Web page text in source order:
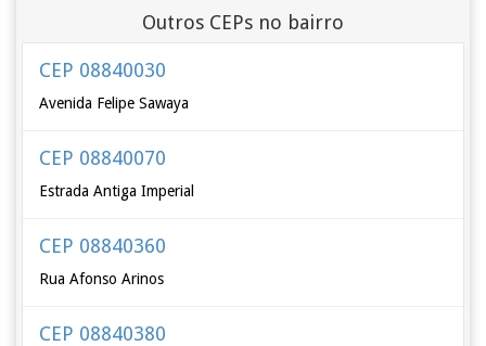
Outros CEPs no bairro
CEP 08840030
Avenida Felipe Sawaya
CEP 08840070
Estrada Antiga Imperial
CEP 08840360
Rua Afonso Arinos
CEP 08840380